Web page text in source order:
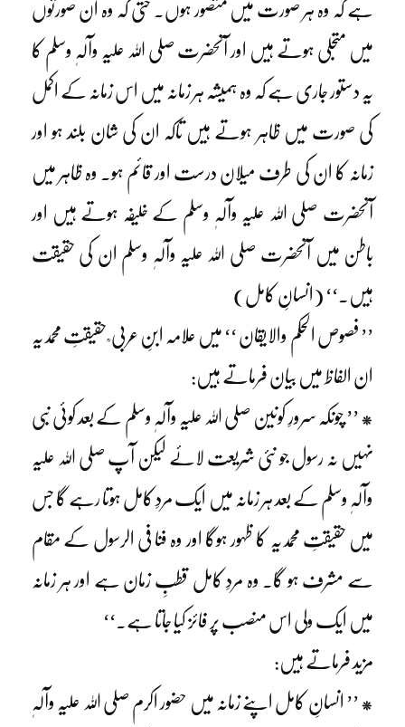
ہے کہ وہ ہر صورت میں متصور ہوں۔ حتیٰ کہ وہ ان صورتوں
میں متجلی ہوتے ہیں اور آنحضرت صلی اللہ علیہ وآلہٖ وسلم کا
یہ دستور جاری ہے کہ وہ ہمیشہ ہر زمانہ میں اس زمانہ کے اکمل
کی صورت میں ظاہر ہوتے ہیں تاکہ ان کی شان بلند ہو اور
زمانہ کا ان کی طرف میلان درست اور قائم ہو۔ وہ ظاہر میں
آنحضرت صلی اللہ علیہ وآلہٖ وسلم کے خلیفہ ہوتے ہیں اور
باطن میں آنحضرت صلی اللہ علیہ وآلہٖ وسلم ان کی حقیقت
ہیں۔‘‘ (انسانِ کامل)
’’ فصوص الحکم والایقان ‘‘ میں علامہ ابنِ عربی ؒ حقیقتِ محمدیہ
ان الفاظ میں بیان فرماتے ہیں:
* ’’ چونکہ سرورِ کونین صلی اللہ علیہ وآلہٖ وسلم کے بعد کوئی نبی
نہیں نہ رسول جو نئی شریعت لائے لیکن آپ صلی اللہ علیہ
وآلہٖ وسلم کے بعد ہر زمانہ میں ایک مردِ کامل ہوتا رہے گا جس
میں حقیقتِ محمدیہ کا ظہور ہوگا اور وہ فنا فی الرسول کے مقام
سے مشرف ہو گا۔ وہ مردِ کامل قطبِ زمان ہے اور ہر زمانہ
میں ایک ولی اس منصب پر فائز کیا جاتا ہے۔‘‘
مزید فرماتے ہیں:
* ’’ انسانِ کامل اپنے زمانہ میں حضور اکرم صلی اللہ علیہ وآلہٖ